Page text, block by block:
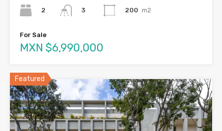
2
3
200 m2
For Sale
MXN $6,990,000
Featured